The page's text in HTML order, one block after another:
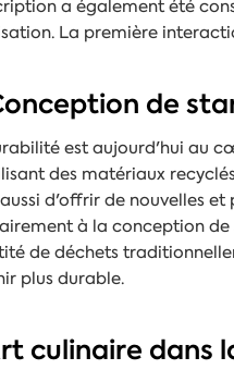
a également été
La première
de
est aujourd'hui au
des matériaux
d'offrir de nouvelles
à la conception de
de déchets
plus durable.
culinaire dans